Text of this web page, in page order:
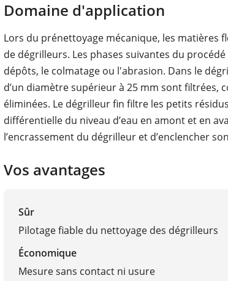
Domaine d'application
Lors du prénettoyage mécanique, les matières
de dégrilleurs. Les phases suivantes du
dépôts, le colmatage ou l'abrasion. Dans le
d’un diamètre supérieur à 25 mm sont filtrées,
éliminées. Le dégrilleur fin filtre les petits
différentielle du niveau d’eau en amont et en
l’encrassement du dégrilleur et d’enclencher
Vos avantages
Sûr
Pilotage fiable du nettoyage des dégrilleurs
Économique
Mesure sans contact ni usure